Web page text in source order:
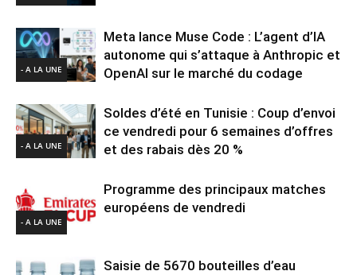
- A LA UNE
Meta lance Muse Code : L’agent d’IA
autonome qui s’attaque à Anthropic et
OpenAI sur le marché du codage
- A LA UNE
Soldes d’été en Tunisie : Coup d’envoi
ce vendredi pour 6 semaines d’offres
et des rabais dès 20 %
- A LA UNE
Programme des principaux matches
européens de vendredi
Saisie de 5670 bouteilles d’eau